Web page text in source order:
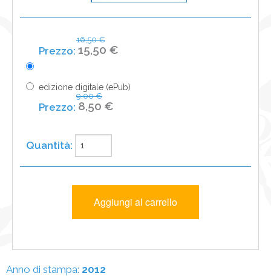
16,50 €
15,50 €
edizione digitale (ePub)
9,00 €
8,50 €
Anno di stampa: 2012